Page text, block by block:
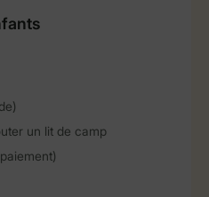
un lit de camp